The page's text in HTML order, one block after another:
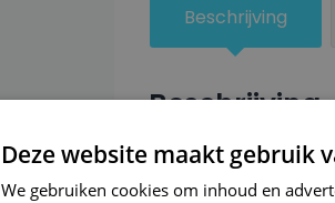
Beschrijving
Beschrijving
Een kleiner
lakstiften van Small
Deze website maakt gebruik
We gebruiken cookies om inhoud en